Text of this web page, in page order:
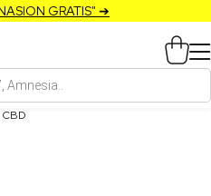
GRATIS" ➔
CBD